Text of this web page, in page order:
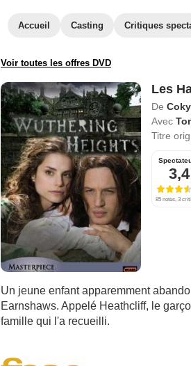
Accueil Casting Critiques
Voir toutes les offres DVD
Les
De
Avec
Titre
3,4
85 notes, 3
Un jeune enfant apparemment
Earnshaws. Appelé Heathcliff, le
famille qui l'a recueilli.